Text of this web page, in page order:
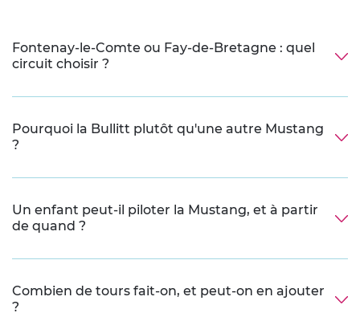
Fontenay-le-Comte ou Fay-de-Bretagne : quel
circuit choisir ?
Pourquoi la Bullitt plutôt qu'une autre Mustang
?
Un enfant peut-il piloter la Mustang, et à partir
de quand ?
Combien de tours fait-on, et peut-on en ajouter
?